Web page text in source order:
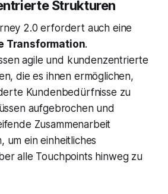
Strukturen
2.0 erfordert auch eine
Transformation.
agile und kundenzentrierte
die es ihnen ermöglichen,
Kundenbedürfnisse zu
aufgebrochen und
Zusammenarbeit
ein einheitliches
alle Touchpoints hinweg zu